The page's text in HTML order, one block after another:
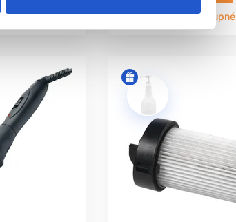
Aktuálně nedostupné